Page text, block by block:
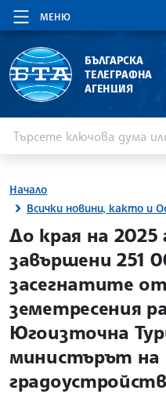
МЕНЮ
БЪЛГАРСКА
ТЕЛЕГРАФНА
АГЕНЦИЯ
Начало
Всички новини, както и
site.bta
До края на
завършени 251
засегнатите
земетресения
Югоизточна
министърът на